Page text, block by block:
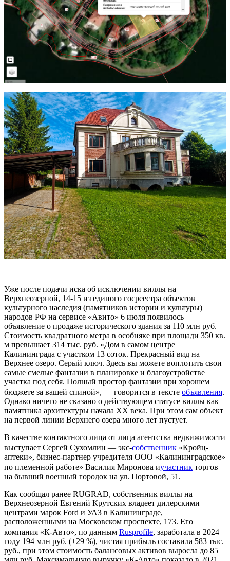
Уже после подачи иска об исключении виллы на
Верхнеозерной, 14-15 из единого госреестра объектов
культурного наследия (памятников истории и культуры)
народов РФ на сервисе «Авито» 6 июля появилось
объявление о продаже исторического здания за 110 млн руб.
Стоимость квадратного метра в особняке при площади 350 кв.
м превышает 314 тыс. руб. «Дом в самом центре
Калининграда с участком 13 соток. Прекрасный вид на
Верхнее озеро. Серый ключ. Здесь вы можете воплотить свои
самые смелые фантазии в планировке и благоустройстве
участка под себя. Полный простор фантазии при хорошем
бюджете за вашей спиной», — говорится в тексте объявления.
Однако ничего не сказано о действующем статусе виллы как
памятника архитектуры начала XX века. При этом сам объект
на первой линии Верхнего озера много лет пустует.
В качестве контактного лица от лица агентства недвижимости
выступает Сергей Сухомлин — экс-собственник «Кройц-
аптеки», бизнес-партнер учредителя ООО «Калининградское»
по племенной работе» Василия Миронова иучастник торгов
на бывший военный городок на ул. Портовой, 51.
Как сообщал ранее RUGRAD, собственник виллы на
Верхнеозерной Евгений Крутских владеет дилерскими
центрами марок Ford и УАЗ в Калининграде,
расположенными на Московском проспекте, 173. Его
компания «К-Авто», по данным Rusprofile, заработала в 2024
году 194 млн руб. (+29 %), чистая прибыль составила 583 тыс.
руб., при этом стоимость балансовых активов выросла до 85